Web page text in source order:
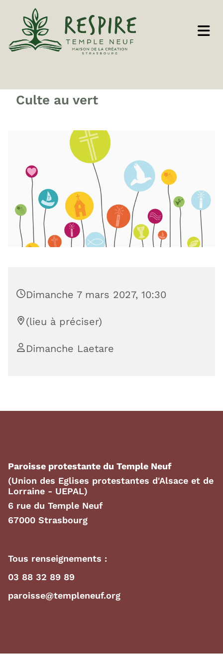
Culte au vert
Dimanche 7 mars 2027, 10:30
(lieu à préciser)
Dimanche Laetare
Paroisse protestante du Temple Neuf
(Union des Eglises protestantes d'Alsace et de
Lorraine - UEPAL)
6 rue du Temple Neuf
67000 Strasbourg
Tous renseignements :
03 88 32 89 89
paroisse@templeneuf.org